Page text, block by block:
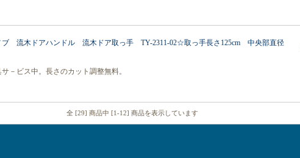
ブ 流木ドアハンドル 流木ドア取っ手 TY-2311-02☆取っ手長さ125cm 中央部直径
－ビス中。長さのカット調整無料。
全 [29] 商品中 [1-12] 商品を表示しています